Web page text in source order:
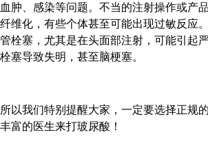
血肿、感染等问题。不当的注射操作或产
纤维化，有些个体甚至可能出现过敏反应
管栓塞，尤其是在头面部注射，可能引起
栓塞导致失明，甚至脑梗塞。
所以我们特别提醒大家，一定要选择正规
丰富的医生来打玻尿酸！